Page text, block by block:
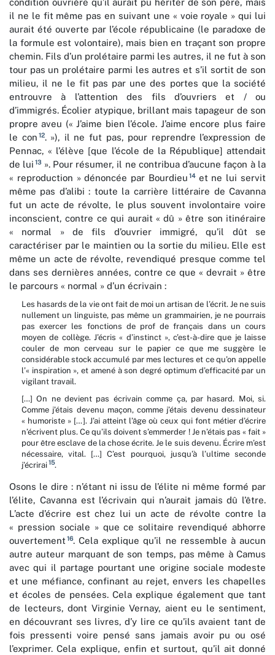
condition ouvrière qu’il aurait pu hériter de son père, mais
il ne le fit même pas en suivant une « voie royale » qui lui
aurait été ouverte par l’école républicaine (le paradoxe de
la formule est volontaire), mais bien en traçant son propre
chemin. Fils d’un prolétaire parmi les autres, il ne fut à son
tour pas un prolétaire parmi les autres et s’il sortit de son
milieu, il ne le fit pas par une des portes que la société
entrouvre à l’attention des fils d’ouvriers et / ou
d’immigrés. Écolier atypique, brillant mais tapageur de son
propre aveu (« J’aime bien l’école. J’aime encore plus faire
le con 12. »), il ne fut pas, pour reprendre l’expression de
Pennac, « l’élève [que l’école de la République] attendait
de lui 13». Pour résumer, il ne contribua d’aucune façon à la
« reproduction » dénoncée par Bourdieu 14et ne lui servit
même pas d’alibi : toute la carrière littéraire de Cavanna
fut un acte de révolte, le plus souvent involontaire voire
inconscient, contre ce qui aurait « dû » être son itinéraire
« normal » de fils d’ouvrier immigré, qu’il dût se
caractériser par le maintien ou la sortie du milieu. Elle est
même un acte de révolte, revendiqué presque comme tel
dans ses dernières années, contre ce que « devrait » être
le parcours « normal » d’un écrivain :
Les hasards de la vie ont fait de moi un artisan de l’écrit. Je ne suis
nullement un linguiste, pas même un grammairien, je ne pourrais
pas exercer les fonctions de prof de français dans un cours
moyen de collège. J’écris « d’instinct », c’est-à-dire que je laisse
couler de mon cerveau sur le papier ce que me suggère le
considérable stock accumulé par mes lectures et ce qu’on appelle
l’« inspiration », et amené à son degré optimum d’efficacité par un
vigilant travail.
[…] On ne devient pas écrivain comme ça, par hasard. Moi, si.
Comme j’étais devenu maçon, comme j’étais devenu dessinateur
« humoriste » […]. J’ai atteint l’âge où ceux qui font métier d’écrire
n’écrivent plus. Ce qu’ils doivent s’emmerder ! Je n’étais pas « fait »
pour être esclave de la chose écrite. Je le suis devenu. Écrire m’est
nécessaire, vital. […] C’est pourquoi, jusqu’à l’ultime seconde
j’écrirai15.
Osons le dire : n’étant ni issu de l’élite ni même formé par
l’élite, Cavanna est l’écrivain qui n’aurait jamais dû l’être.
L’acte d’écrire est chez lui un acte de révolte contre la
« pression sociale » que ce solitaire revendiqué abhorre
ouvertement 16. Cela explique qu’il ne ressemble à aucun
autre auteur marquant de son temps, pas même à Camus
avec qui il partage pourtant une origine sociale modeste
et une méfiance, confinant au rejet, envers les chapelles
et écoles de pensées. Cela explique également que tant
de lecteurs, dont Virginie Vernay, aient eu le sentiment,
en découvrant ses livres, d’y lire ce qu’ils avaient tant de
fois pressenti voire pensé sans jamais avoir pu ou osé
l’exprimer. Cela explique, enfin et surtout, qu’il ait donné